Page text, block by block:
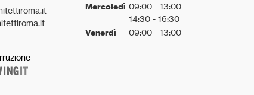
Mercoledì 09:00 - 13:00
14:30 - 16:30
Venerdì 09:00 - 13:00